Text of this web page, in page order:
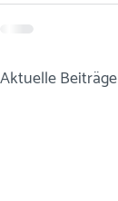
Aktuelle Beiträge